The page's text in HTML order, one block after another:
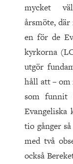
mycket
årsmöte,
en för de
kyrkorna
utgör
håll att – om
som funnit
tio gånger
med två
också